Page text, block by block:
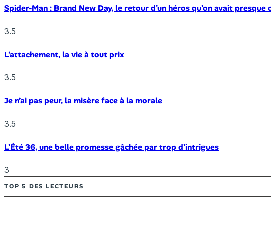
Spider-Man : Brand New Day, le retour d’un héros qu’on avait presque
3.5
L’attachement, la vie à tout prix
3.5
Je n’ai pas peur, la misère face à la morale
3.5
L’Été 36, une belle promesse gâchée par trop d’intrigues
3
TOP 5 DES LECTEURS